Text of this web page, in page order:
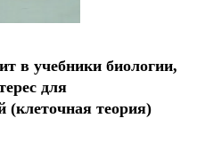
в учебники биологии,
для
(клеточная теория)